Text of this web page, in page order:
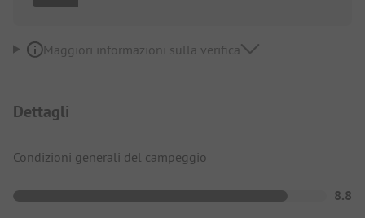
Maggiori informazioni sulla verifica
Dettagli
Condizioni generali del campeggio
8.8